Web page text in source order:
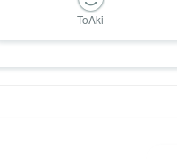
ToAki